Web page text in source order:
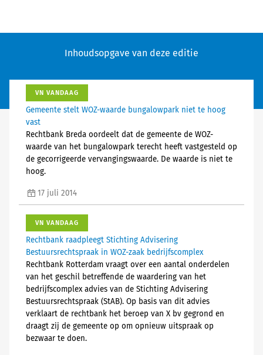
Inhoudsopgave van deze editie
VN VANDAAG
Gemeente stelt WOZ-waarde bungalowpark niet te hoog
vast
Rechtbank Breda oordeelt dat de gemeente de WOZ-
waarde van het bungalowpark terecht heeft vastgesteld op
de gecorrigeerde vervangingswaarde. De waarde is niet te
hoog.
17 juli 2014
VN VANDAAG
Rechtbank raadpleegt Stichting Advisering
Bestuursrechtspraak in WOZ-zaak bedrijfscomplex
Rechtbank Rotterdam vraagt over een aantal onderdelen
van het geschil betreffende de waardering van het
bedrijfscomplex advies van de Stichting Advisering
Bestuursrechtspraak (StAB). Op basis van dit advies
verklaart de rechtbank het beroep van X bv gegrond en
draagt zij de gemeente op om opnieuw uitspraak op
bezwaar te doen.